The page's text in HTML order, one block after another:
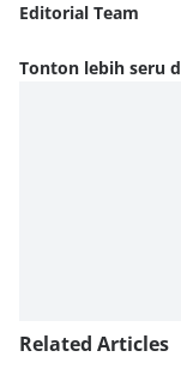
Editorial Team
Editor
Fahrul Razi
Tonton lebih seru
Related Articles